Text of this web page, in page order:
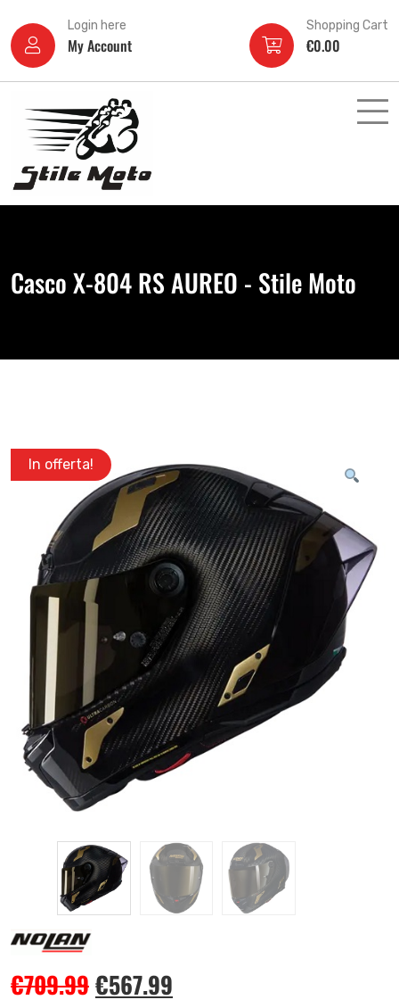
Login here
My Account
Shopping Cart
€0.00
Casco X-804 RS AUREO - Stile Moto
In offerta!
€709.99€567.99